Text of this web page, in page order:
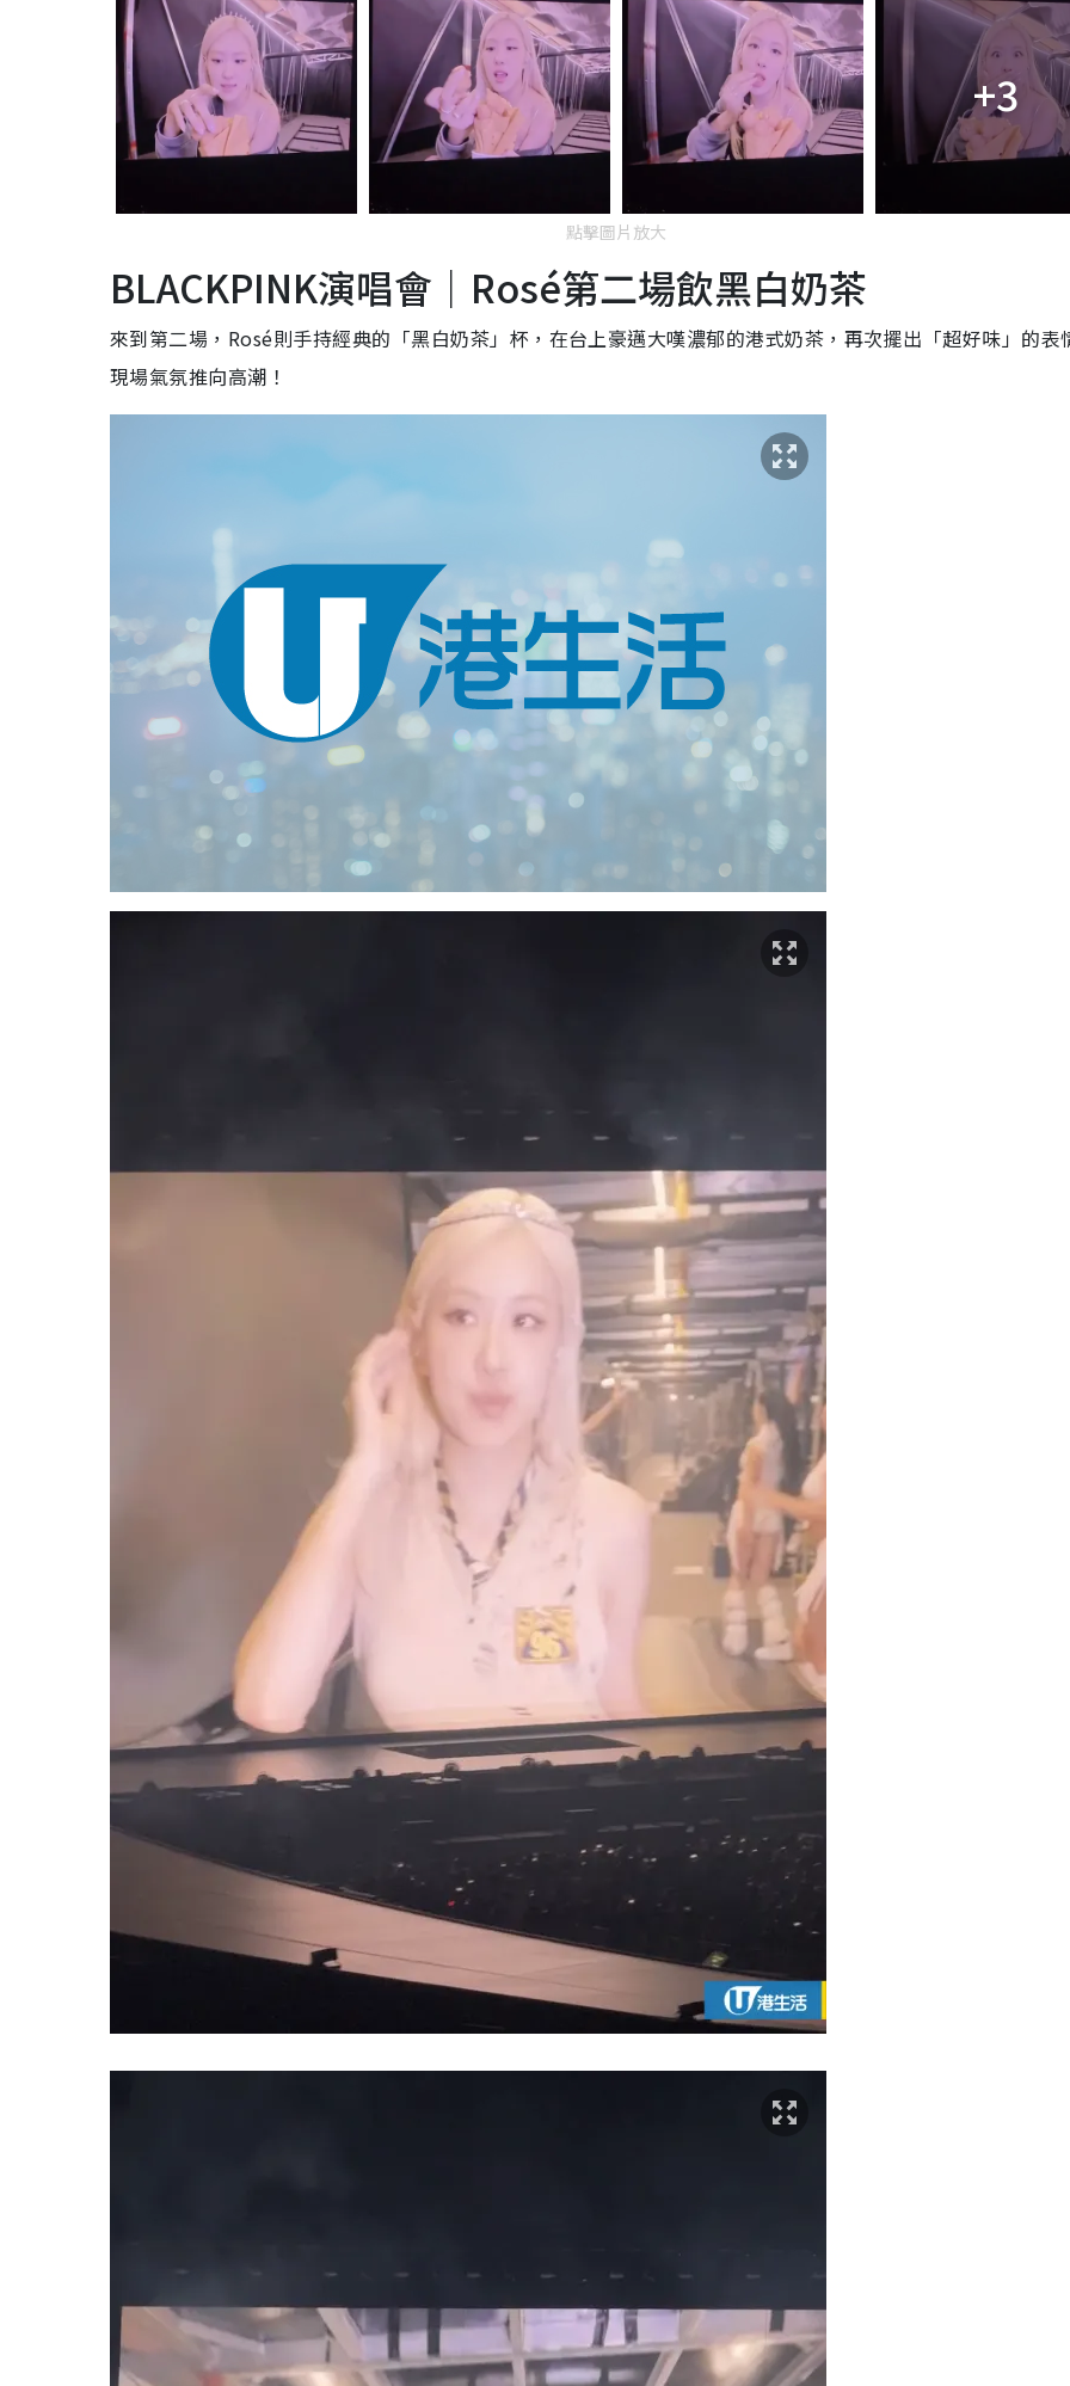
+3
點擊圖片放大
BLACKPINK演唱會｜Rosé第二場飲黑白奶茶
來到第二場，Rosé則手持經典的「黑白奶茶」杯，在台上豪邁大嘆濃郁的港式奶茶，再次擺出「超好味」的表
現場氣氛推向高潮！